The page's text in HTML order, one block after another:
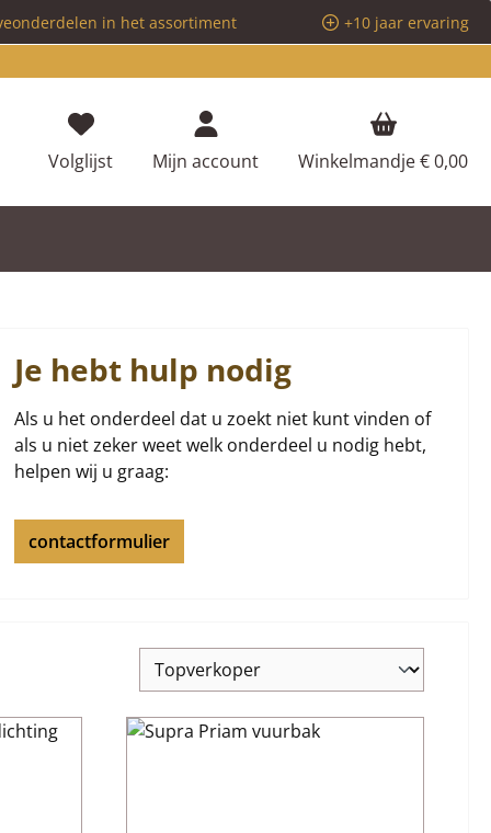
in het assortiment
+10 jaar ervaring
VolglijstJe hebt 0 items op je verlanglijstje
Mijn account Winkelmandje€ 0,00
Je hebt hulp nodig
Als u het onderdeel dat u zoekt niet kunt vinden of
als u niet zeker weet welk onderdeel u nodig hebt,
helpen wij u graag:
contactformulier